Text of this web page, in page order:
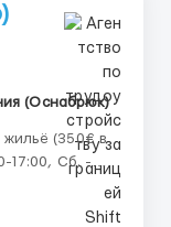
(Оснабрюк)